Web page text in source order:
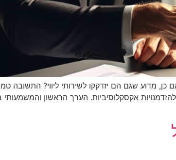
מדוע שגם הם יזדקקו לשירותי ליווי? התשובה
אקסקלוסיביות. הערך הראשון